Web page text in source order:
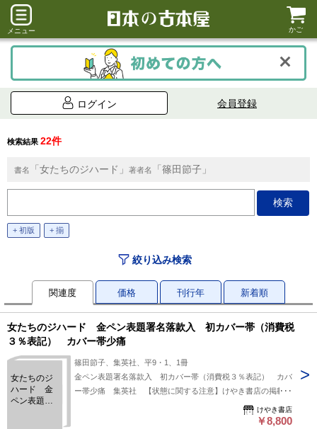
メニュー かご
ログイン 会員登録
検索結果 22件
書名 「女たちのジハード」 著者名 「篠田節子」
+ 初版 + 揃
絞り込み検索
関連度 価格 刊行年 新着順
女たちのジハード 金ペン表題署名落款入 初カバー帯（消費税
３％表記） カバー帯少痛
女たちのジ
ハード 金
ペン表題署
篠田節子、集英社、平9・1、1冊
金ペン表題署名落款入 初カバー帯（消費税３％表記） カバ
ー帯少痛 集英社 【状態に関する注意】けやき書店の掲載品
は全て、状態に関わらず「中古品（並）」と表示されていま
す。「日本の古本屋」は６段階の「状態」表記が必須となりま
けやき書店
￥8,800